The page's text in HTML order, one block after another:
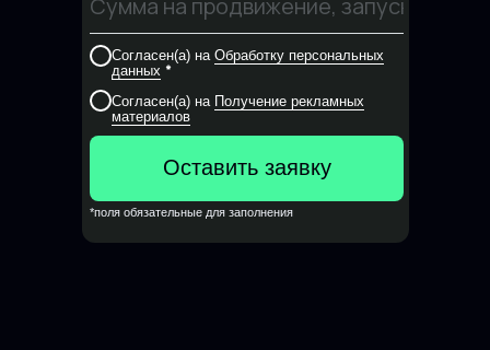
*поля обязательные для заполнения
Согласен(а) на Обработку персональных
данных *
Согласен(а) на Получение рекламных
материалов
Оставить заявку